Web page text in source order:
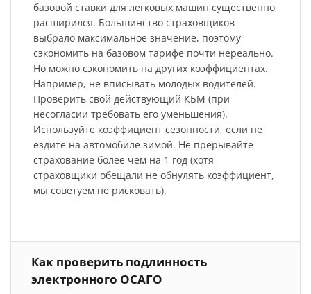
базовой ставки для легковых машин существенно
расширился. Большинство страховщиков
выбрало максимальное значение, поэтому
сэкономить на базовом тарифе почти нереально.
Но можно сэкономить на других коэффициентах.
Например, не вписывать молодых водителей.
Проверить свой действующий КБМ (при
несогласии требовать его уменьшения).
Используйте коэффициент сезонности, если не
ездите на автомобиле зимой. Не прерывайте
страхование более чем на 1 год (хотя
страховщики обещали не обнулять коэффициент,
мы советуем не рисковать).
Как проверить подлинность
электронного ОСАГО